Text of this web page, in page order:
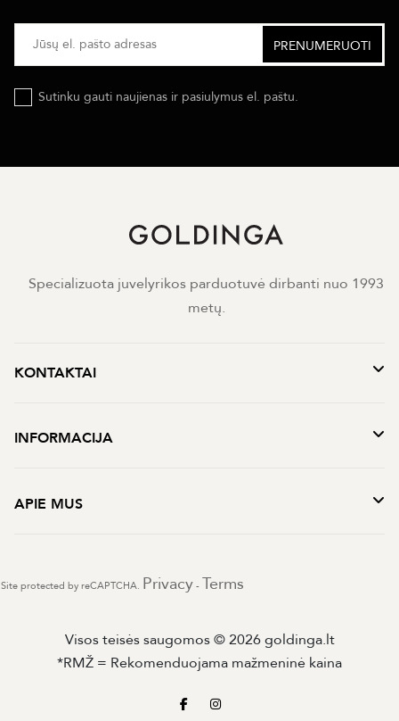
Sutinku gauti naujienas ir pasiulymus el. paštu.
Specializuota juvelyrikos parduotuvė dirbanti nuo 1993
metų.
KONTAKTAI
INFORMACIJA
APIE MUS
Site protected by reCAPTCHA. Privacy - Terms
Visos teisės saugomos © 2026 goldinga.lt
*RMŽ = Rekomenduojama mažmeninė kaina